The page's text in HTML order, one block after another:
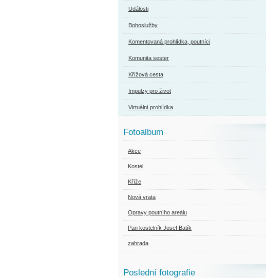
Události
Bohoslužby
Komentovaná prohlídka, poutníci
Komunita sester
Křížová cesta
Impulzy pro život
Virtuální prohlídka
Fotoalbum
Akce
Kostel
Kříže
Nová vrata
Opravy poutního areálu
Pan kostelník Josef Batík
zahrada
Poslední fotografie